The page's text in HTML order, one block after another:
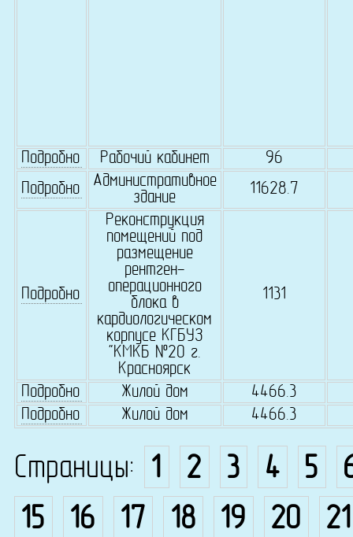
Подробно Рабочий кабинет
96
Подробно
Административное
здание
11628.7
Подробно
Реконструкция
помещений под
размещение
рентген-
операционного
блока в
кардиологическом
корпусе КГБУЗ
"КМКБ №20 г.
Красноярск
1131
Подробно Жилой дом
4466.3
Подробно
Жилой дом 4466.3
Страницы: 1 2 3 4 5
15
16 17 18 19 20
21